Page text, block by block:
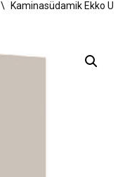
\ Kaminasüdamik Ekko U